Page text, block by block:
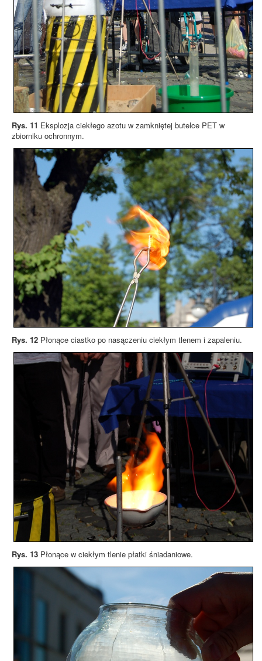
Rys. 11 Eksplozja ciekłego azotu w zamkniętej butelce PET w
zbiorniku ochronnym.
Rys. 12 Płonące ciastko po nasączeniu ciekłym tlenem i zapaleniu.
Rys. 13 Płonące w ciekłym tlenie płatki śniadaniowe.